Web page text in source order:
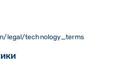
legal/technology_terms